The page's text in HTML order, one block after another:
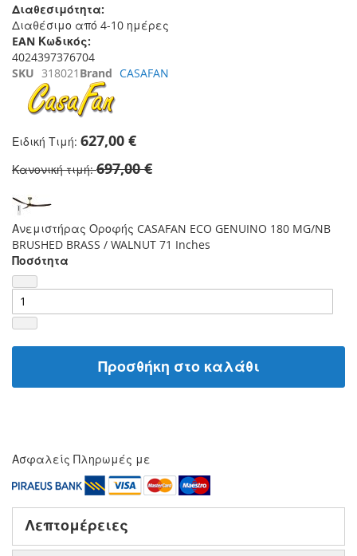
Διαθεσιμότητα:
Διαθέσιμο από 4-10 ημέρες
EAN Κωδικός:
4024397376704
SKU 318021 Brand CASAFAN
Ειδική Τιμή 627,00 €
Κανονική τιμή 697,00 €
Ανεμιστήρας Οροφής CASAFAN ECO GENUINO 180 MG/NB
BRUSHED BRASS / WALNUT 71 Inches
Ποσότητα
Προσθήκη στο καλάθι
Ασφαλείς Πληρωμές με
Λεπτομέρειες